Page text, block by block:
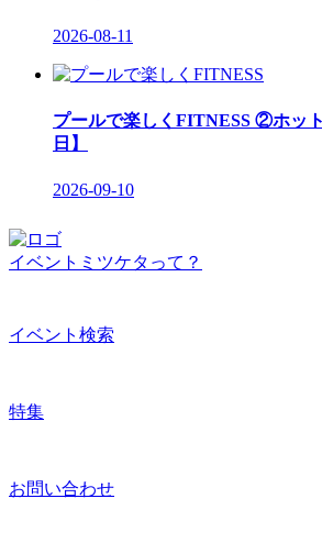
2026-08-11
プールで楽しくFITNESS ②ホッ
日】
2026-09-10
イベントミツケタって？
イベント検索
特集
お問い合わせ